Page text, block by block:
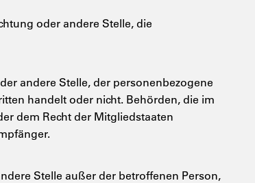
oder andere Stelle, die
andere Stelle, der personenbezogene
handelt oder nicht. Behörden, die im
dem Recht der Mitgliedstaaten
Stelle außer der betroffenen Person,